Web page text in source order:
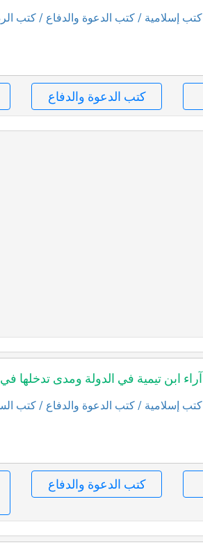
كتب إسلامية / كتب الدعوة والدفاع / كتب
كتب الدعوة والدفاع
آراء ابن تيمية في الدولة ومدى تدخلها
كتب إسلامية / كتب الدعوة والدفاع / كتب
كتب الدعوة والدفاع